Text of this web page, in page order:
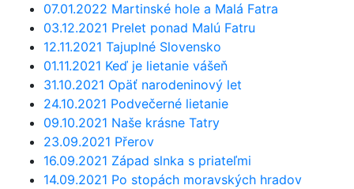
07.01.2022 Martinské hole a Malá Fatra
03.12.2021 Prelet ponad Malú Fatru
12.11.2021 Tajuplné Slovensko
01.11.2021 Keď je lietanie vášeň
31.10.2021 Opäť narodeninový let
24.10.2021 Podvečerné lietanie
09.10.2021 Naše krásne Tatry
23.09.2021 Přerov
16.09.2021 Západ slnka s priateľmi
14.09.2021 Po stopách moravských hradov